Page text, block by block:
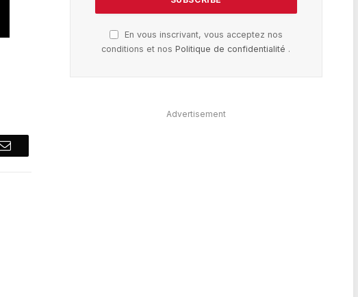
Email
En vous inscrivant, vous acceptez nos
conditions et nosPolitique de confidentialité .
Advertisement